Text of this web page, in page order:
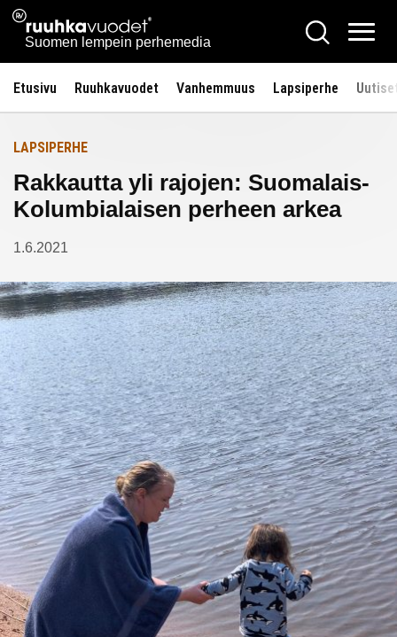
Siirry
sisältöön
Ruuhkavuodet.fi
Suomen lempein perhemedia
Hae
Etusivu Ruuhkavuodet Vanhemmuus Lapsiperhe
Etusivulle
LAPSIPERHE
Rakkautta yli rajojen: Suomalais-
Kolumbialaisen perheen arkea
1.6.2021